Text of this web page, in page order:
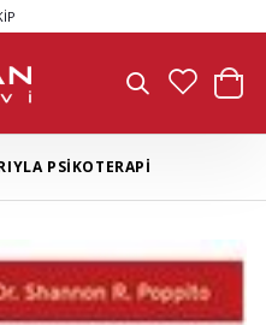
PSİKOTERAPİ